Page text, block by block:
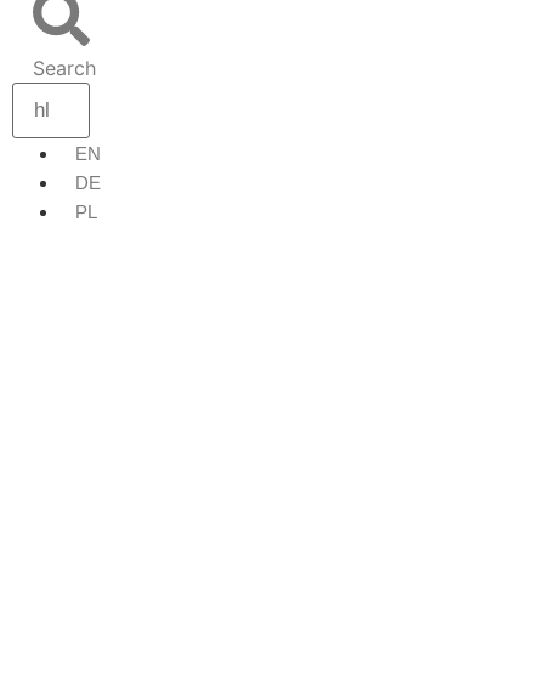
Search
EN
DE
PL